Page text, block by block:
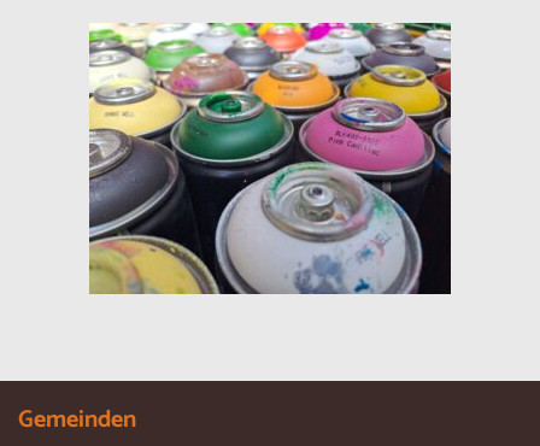
Gemeinden